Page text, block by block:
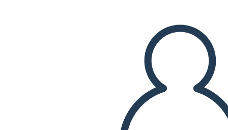
ERSTELLEN SIE EIN STORYBOARD
DIASHOW ABSPIELEN
LIES MIR VOR